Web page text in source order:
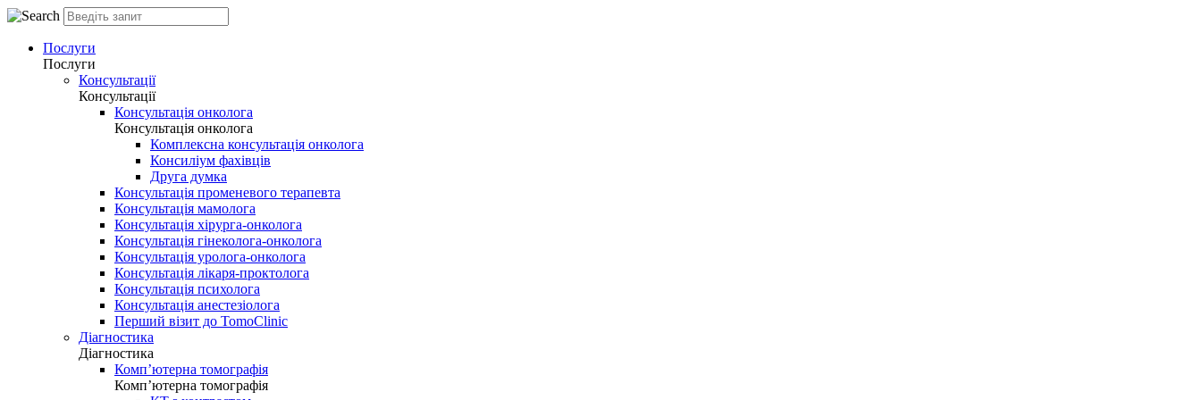
Послуги
Послуги
Консультації
Консультації
Консультація онколога
Консультація онколога
Комплексна консультація онколога
Консиліум фахівців
Друга думка
Консультація променевого терапевта
Консультація мамолога
Консультація хірурга-онколога
Консультація гінеколога-онколога
Консультація уролога-онколога
Консультація лікаря-проктолога
Консультація психолога
Консультація анестезіолога
Перший візит до TomoClinic
Діагностика
Діагностика
Комп’ютерна томографія
Комп’ютерна томографія